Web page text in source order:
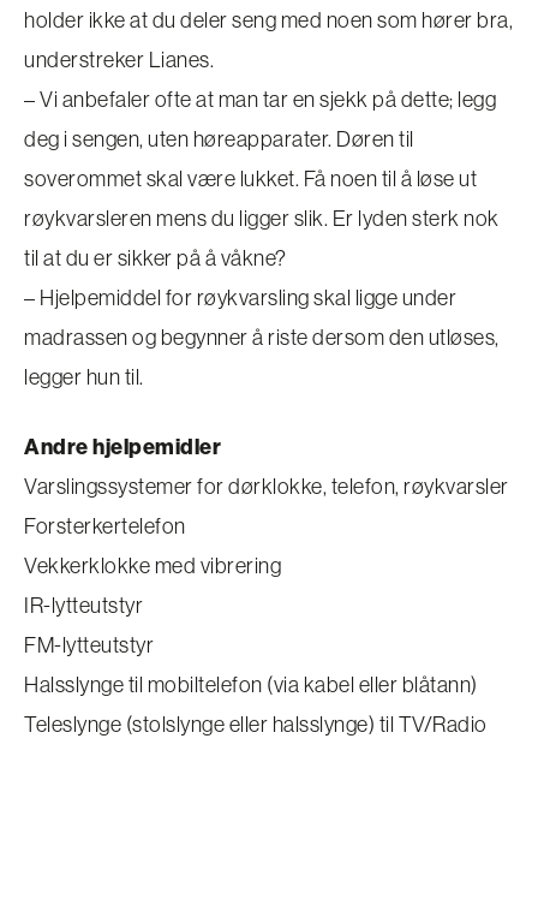
holder ikke at du deler seng med noen som hører bra,
understreker Lianes.
– Vi anbefaler ofte at man tar en sjekk på dette; legg
deg i sengen, uten høreapparater. Døren til
soverommet skal være lukket. Få noen til å løse ut
røykvarsleren mens du ligger slik. Er lyden sterk nok
til at du er sikker på å våkne?
– Hjelpemiddel for røykvarsling skal ligge under
madrassen og begynner å riste dersom den utløses,
legger hun til.
Andre hjelpemidler
Varslingssystemer for dørklokke, telefon, røykvarsler
Forsterkertelefon
Vekkerklokke med vibrering
IR-lytteutstyr
FM-lytteutstyr
Halsslynge til mobiltelefon (via kabel eller blåtann)
Teleslynge (stolslynge eller halsslynge) til TV/Radio